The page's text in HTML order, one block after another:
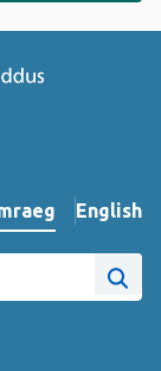
iaith y wefan
English
–